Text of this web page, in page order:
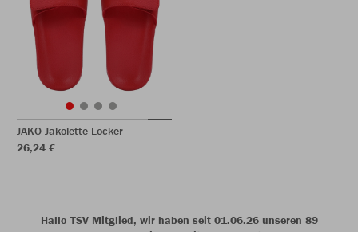
JAKO Jakolette Locker
26,24 €
Hallo TSV Mitglied, wir haben seit 01.06.26 unseren 89